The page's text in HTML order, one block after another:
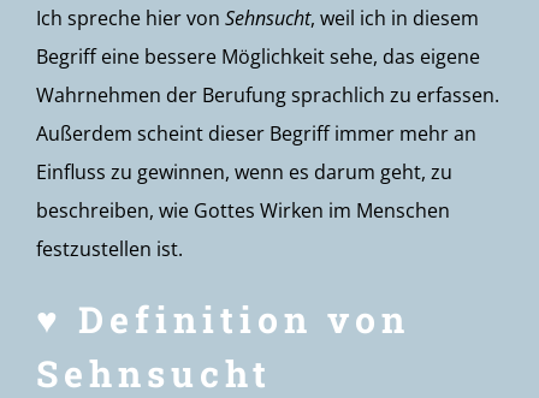
Ich spreche hier von Sehnsucht, weil ich in diesem
Begriff eine bessere Möglichkeit sehe, das eigene
Wahrnehmen der Berufung sprachlich zu erfassen.
Außerdem scheint dieser Begriff immer mehr an
Einfluss zu gewinnen, wenn es darum geht, zu
beschreiben, wie Gottes Wirken im Menschen
festzustellen ist.
♥ Definition von
Sehnsucht